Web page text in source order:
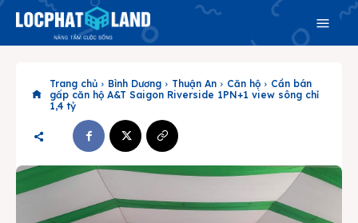
Search
Search
Phiên bản cập nhật V3
& tìm kiếm nhanh chóng hơn
Trang chủ Bình Dương Thuận An Căn hộ
Cần bán
gấp căn hộ A&T Saigon Riverside 1PN+1 view sông chỉ
1,4 tỷ